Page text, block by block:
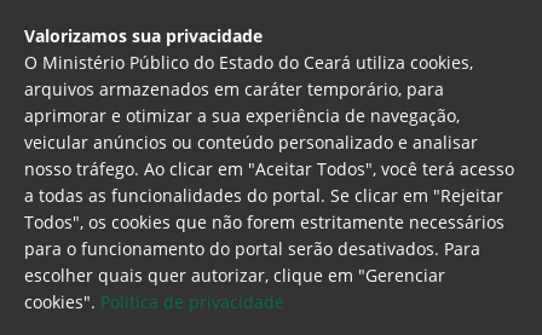
Plantão MP do Ceará
Secretaria Geral
Ministério Público do Estado do Ceará
Procuradoria Geral de Justiça Av. Gen. Afonso
Albuquerque Lima, 130 - Cambeba - CEP:
Valorizamos sua privacidade
O Ministério Público do Estado do Ceará utiliza cookies,
arquivos armazenados em caráter temporário, para
aprimorar e otimizar a sua experiência de navegação,
veicular anúncios ou conteúdo personalizado e analisar
nosso tráfego. Ao clicar em "Aceitar Todos", você terá acesso
a todas as funcionalidades do portal. Se clicar em "Rejeitar
Todos", os cookies que não forem estritamente necessários
para o funcionamento do portal serão desativados. Para
escolher quais quer autorizar, clique em "Gerenciar
cookies". Politica de privacidade